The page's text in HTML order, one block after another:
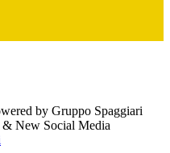
by Gruppo Spaggiari
New Social Media